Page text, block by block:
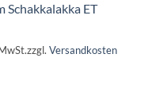
Schakkalakka ET
zzgl. Versandkosten